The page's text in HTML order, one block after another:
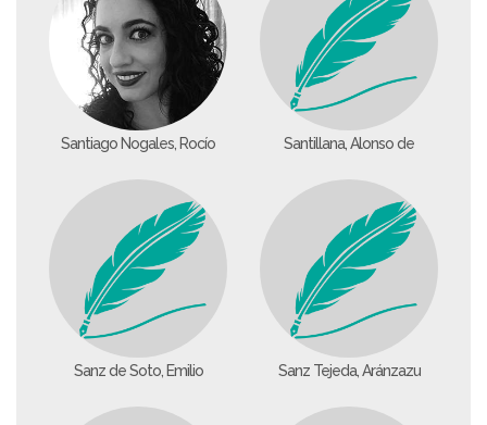
Santiago Nogales, Rocío Santillana, Alonso de
Sanz de Soto, Emilio Sanz Tejeda, Aránzazu